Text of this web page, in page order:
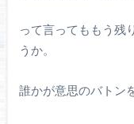
って言ってももう残
うか。
誰かが意思のバトン